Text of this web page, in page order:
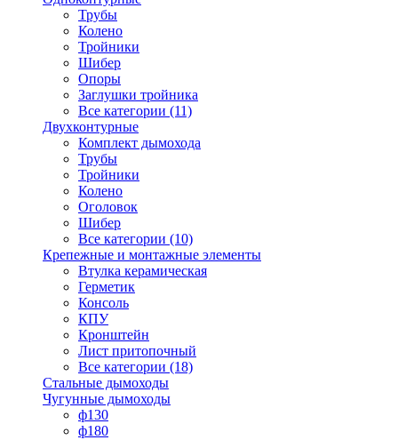
Трубы
Колено
Тройники
Шибер
Опоры
Заглушки тройника
Все категории (11)
Двухконтурные
Комплект дымохода
Трубы
Тройники
Колено
Оголовок
Шибер
Все категории (10)
Крепежные и монтажные элементы
Втулка керамическая
Герметик
Консоль
КПУ
Кронштейн
Лист притопочный
Все категории (18)
Стальные дымоходы
Чугунные дымоходы
ф130
ф180